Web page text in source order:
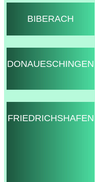
BIBERACH
DONAUESCHINGEN
FRIEDRICHSHAFEN